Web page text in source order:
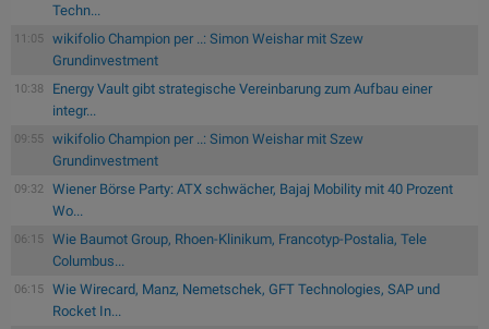
Techn...
11:05
wikifolio Champion per ..: Simon Weishar mit Szew
Grundinvestment
10:38
Energy Vault gibt strategische Vereinbarung zum Aufbau einer
integr...
09:55
wikifolio Champion per ..: Simon Weishar mit Szew
Grundinvestment
09:32
Wiener Börse Party: ATX schwächer, Bajaj Mobility mit 40 Prozent
Wo...
06:15
Wie Baumot Group, Rhoen-Klinikum, Francotyp-Postalia, Tele
Columbus...
06:15
Wie Wirecard, Manz, Nemetschek, GFT Technologies, SAP und
Rocket In...